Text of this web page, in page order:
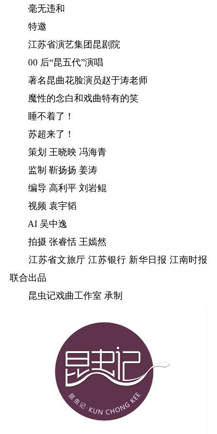
毫无违和
特邀
江苏省演艺集团昆剧院
00 后“昆五代”演唱
著名昆曲花脸演员赵于涛老师
魔性的念白和戏曲特有的笑
睡不着了！
苏超来了！
策划 王晓映 冯海青
监制 靳扬扬 姜涛
编导 高利平 刘岩鲲
视频 袁宇韬
AI 吴中逸
拍摄 张睿恬 王嫣然
江苏省文旅厅 江苏银行 新华日报 江南时报
联合出品
昆虫记戏曲工作室 承制